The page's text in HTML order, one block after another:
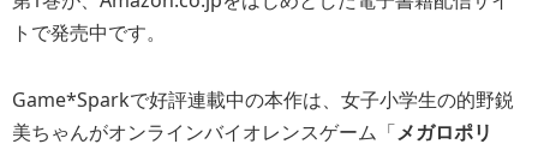
トで発売中です。
Game*Sparkで好評連載中の本作は、女子小学生の的野鋭
美ちゃんがオンラインバイオレンスゲーム「メガロポリ